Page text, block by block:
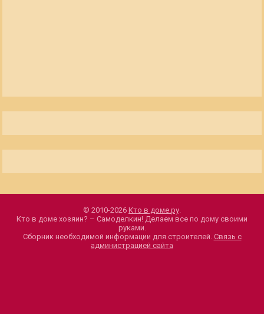
© 2010-2026 Кто в доме.ру.
Кто в доме хозяин? – Самоделкин! Делаем все по дому своими
руками.
Сборник необходимой информации для строителей. Связь с
администрацией сайта